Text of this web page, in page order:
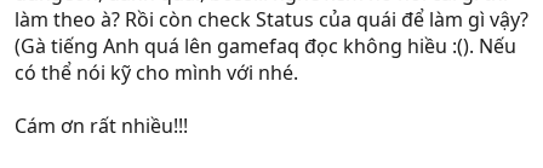
làm theo à? Rồi còn check Status của quái để làm gì vậy?
(Gà tiếng Anh quá lên gamefaq đọc không hiều :(). Nếu
có thể nói kỹ cho mình với nhé.
Cám ơn rất nhiều!!!